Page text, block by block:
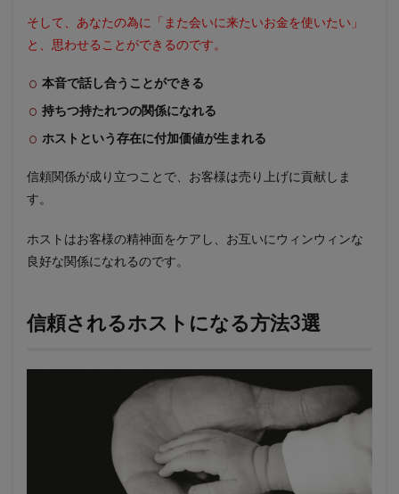
そして、あなたの為に「また会いに来たいお金を使いたい」
と、思わせることができるのです。
本音で話し合うことができる
持ちつ持たれつの関係になれる
ホストという存在に付加価値が生まれる
信頼関係が成り立つことで、お客様は売り上げに貢献しま
す。
ホストはお客様の精神面をケアし、お互いにウィンウィンな
良好な関係になれるのです。
信頼されるホストになる方法3選